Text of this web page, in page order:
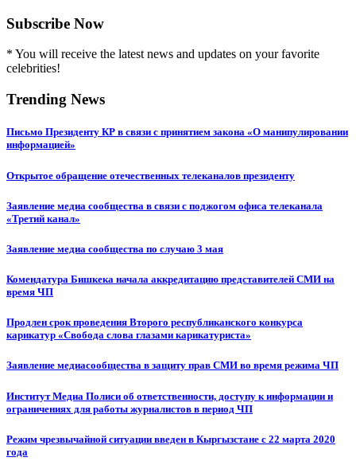
Subscribe Now
* You will receive the latest news and updates on your favorite
celebrities!
Trending News
Письмо Президенту КР в связи с принятием закона «О манипулировании
информацией»
Открытое обращение отечественных телеканалов президенту
Заявление медиа сообщества в связи с поджогом офиса телеканала
«Третий канал»
Заявление медиа сообщества по случаю 3 мая
Комендатура Бишкека начала аккредитацию представителей СМИ на
время ЧП
Продлен срок проведения Второго республиканского конкурса
карикатур «Свобода слова глазами карикатуриста»
Заявление медиасообщества в защиту прав СМИ во время режима ЧП
Институт Медиа Полиси об ответственности, доступу к информации и
ограничениях для работы журналистов в период ЧП
Режим чрезвычайной ситуации введен в Кыргызстане с 22 марта 2020
года